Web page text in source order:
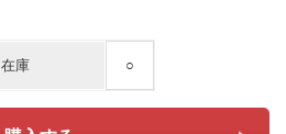
在庫 ○